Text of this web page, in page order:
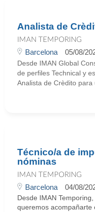
Analista de
IMAN TEMPORING
Barcelona 05/08/
Desde IMAN Global
de perfiles Technical y
Analista de Crèdito
Técnico/a de
nóminas
IMAN TEMPORING
Barcelona 04/08/
Desde IMAN
queremos acompañarte